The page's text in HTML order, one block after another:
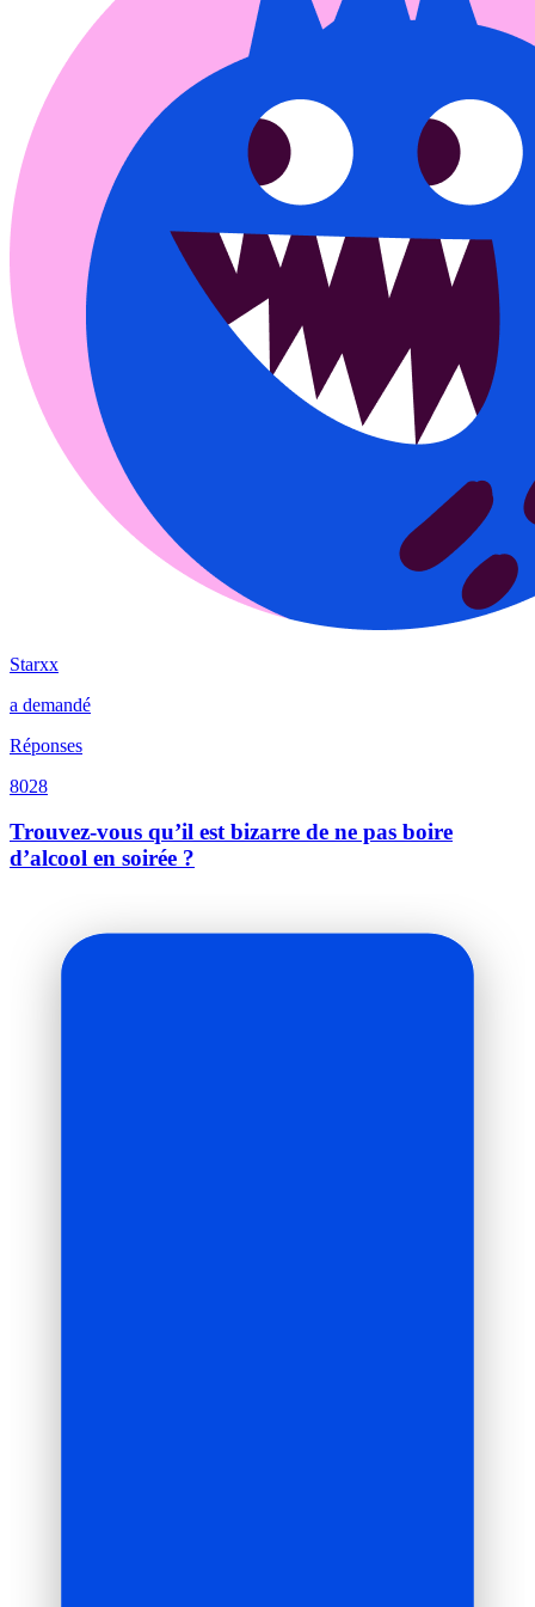
Starxx
a demandé
Réponses
8028
Trouvez-vous qu’il est bizarre de ne pas boire
d’alcool en soirée ?